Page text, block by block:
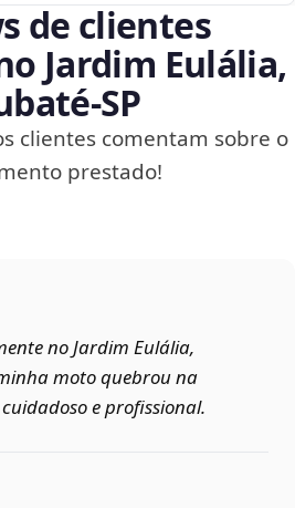
de clientes
Jardim Eulália,
clientes comentam sobre o
prestado!
no Jardim Eulália,
moto quebrou na
e profissional.